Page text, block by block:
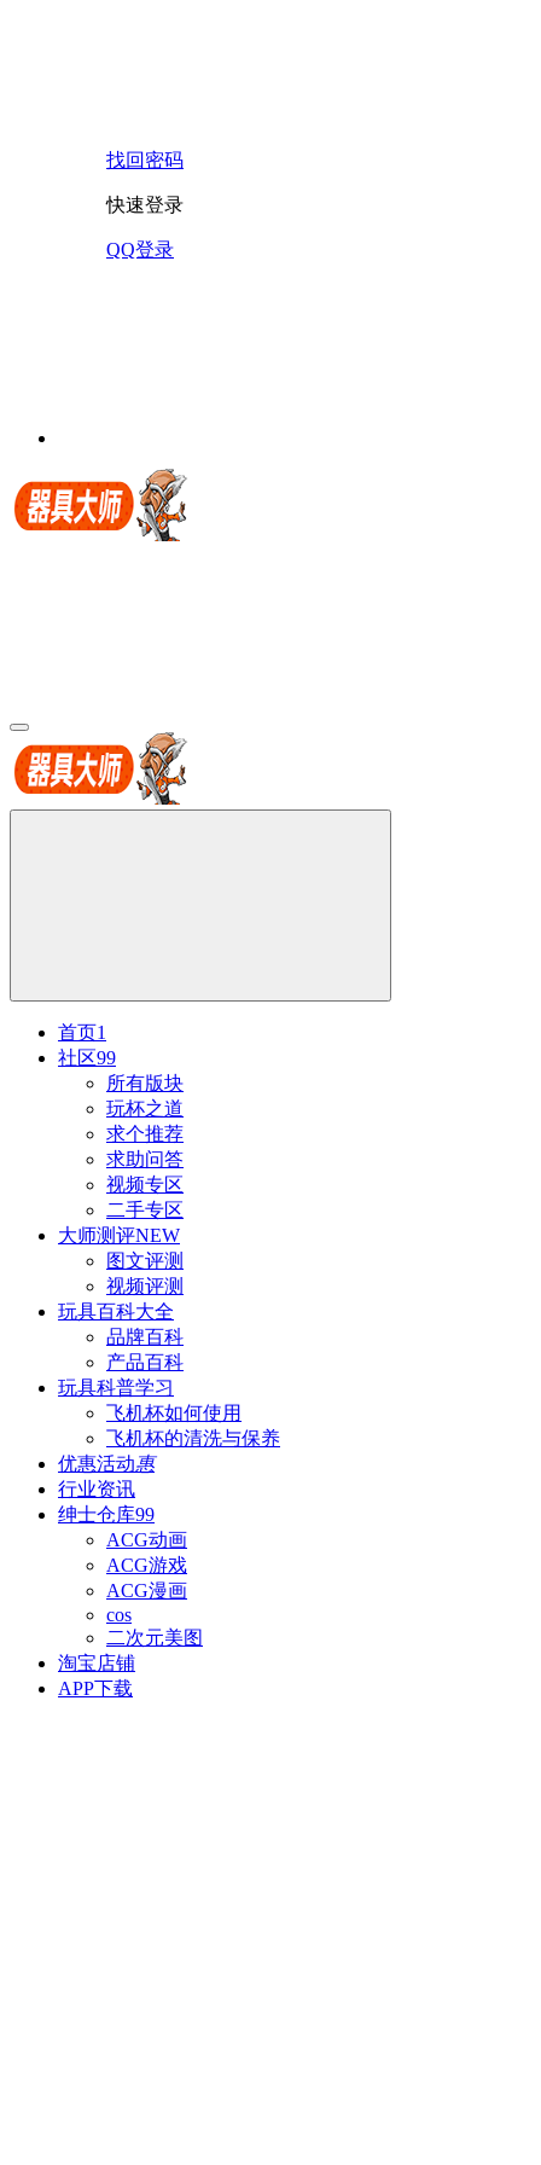
找回密码
快速登录
QQ登录
首页1
社区99
所有版块
玩杯之道
求个推荐
求助问答
视频专区
二手专区
大师测评NEW
图文评测
视频评测
玩具百科大全
品牌百科
产品百科
玩具科普学习
飞机杯如何使用
飞机杯的清洗与保养
优惠活动惠
行业资讯
绅士仓库99
ACG动画
ACG游戏
ACG漫画
cos
二次元美图
淘宝店铺
APP下载